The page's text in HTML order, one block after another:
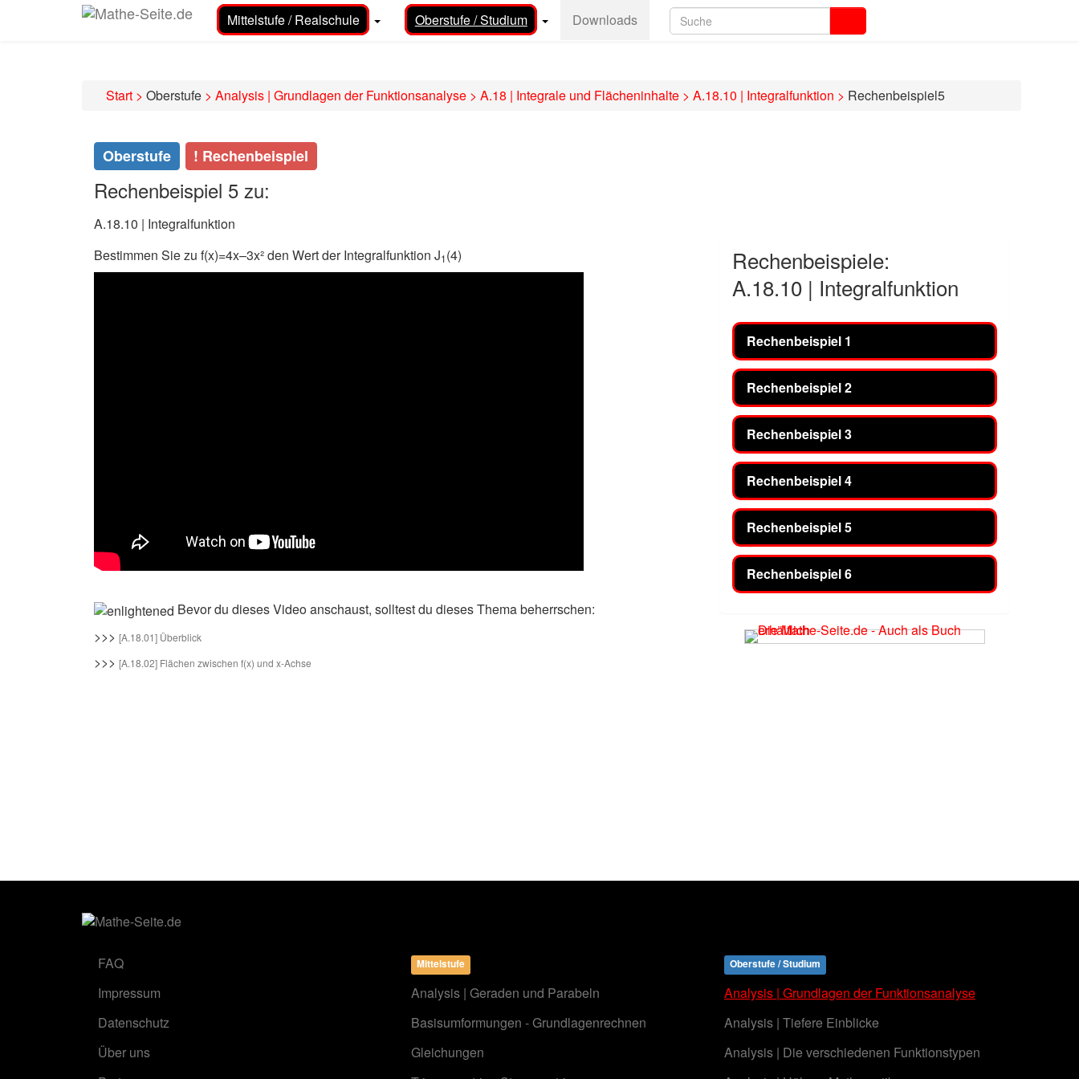
Mittelstufe / Realschule Oberstufe / Studium Downloads
Start > Oberstufe > Analysis | Grundlagen der Funktionsanalyse > A.18 | Integrale und Flächeninhalte > A.18.10 | Integralfunktion > Rechenbeispiel5
Oberstufe ! Rechenbeispiel
Rechenbeispiel 5 zu:
A.18.10 | Integralfunktion
Bestimmen Sie zu f(x)=4x–3x² den Wert der Integralfunktion J1(4)
Bevor du dieses Video anschaust, solltest du dieses Thema beherrschen:
>>> [A.18.01] Überblick
>>> [A.18.02] Flächen zwischen f(x) und x-Achse
Rechenbeispiele:
A.18.10 | Integralfunktion
Rechenbeispiel 1
Rechenbeispiel 2
Rechenbeispiel 3
Rechenbeispiel 4
Rechenbeispiel 5
Rechenbeispiel 6
FAQ
Impressum
Datenschutz
Über uns
Mittelstufe
Analysis | Geraden und Parabeln
Basisumformungen - Grundlagenrechnen
Gleichungen
Oberstufe / Studium
Analysis | Grundlagen der Funktionsanalyse
Analysis | Tiefere Einblicke
Analysis | Die verschiedenen Funktionstypen